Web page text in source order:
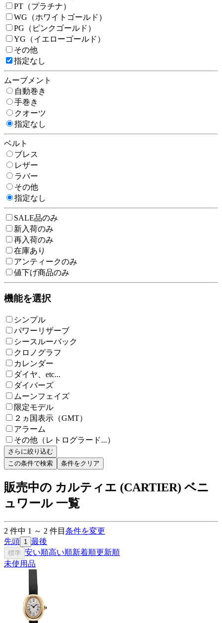
PT（プラチナ）
WG（ホワイトゴールド）
PG（ピンクゴールド）
YG（イエローゴールド）
その他
指定なし
ムーブメント
自動巻き
手巻き
クオーツ
指定なし
ベルト
ブレス
レザー
ラバー
その他
指定なし
SALE品のみ
新入荷のみ
再入荷のみ
在庫あり
アンティークのみ
値下げ商品のみ
機能を選択
シンプル
パワーリザーブ
シースルーバック
クロノグラフ
カレンダー
ダイヤ、etc...
ダイバーズ
ムーンフェイズ
限定モデル
２ヵ国表示（GMT）
アラーム
その他（レトログラード...）
さらに絞り込む
この条件で検索
条件をクリア
販売中の カルティエ (CARTIER) ベニ
ュワール 一覧
2 件中 1 ～ 2 件目 条件を変更
先頭 1 最後
標準 安い順高い順新着順更新順
未使用品